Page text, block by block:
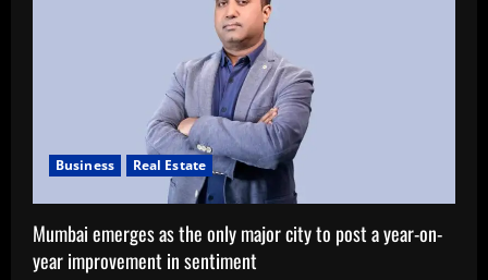
Business Real Estate
Mumbai emerges as the only major city to post a year-on-
year improvement in sentiment